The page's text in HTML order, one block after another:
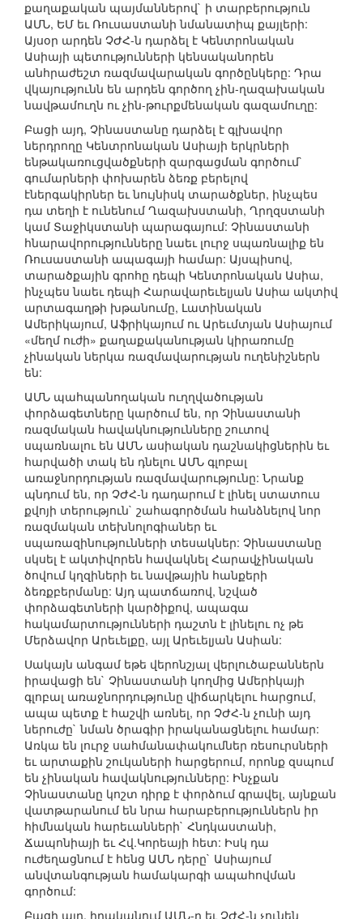
քաղաքական պայմաններով` ի տարբերություն
ԱՄՆ, ԵՄ եւ Ռուսաստանի նմանատիպ քայլերի:
Այսօր արդեն ՉԺՀ-ն դարձել է Կենտրոնական
Ասիայի պետությունների կենսականորեն
անհրաժեշտ ռազմավարական գործընկերը: Դրա
վկայությունն են արդեն գործող չին-ղազախական
նավթամուղն ու չին-թուրքմենական գազամուղը:
Բացի այդ, Չինաստանը դարձել է գլխավոր
ներդրողը Կենտրոնական Ասիայի երկրների
ենթակառուցվածքների զարգացման գործում`
գումարների փոխարեն ձեռք բերելով
էներգակիրներ եւ նույնիսկ տարածքներ, ինչպես
դա տեղի է ունենում Ղազախստանի, Ղրղզստանի
կամ Տաջիկստանի պարագայում: Չինաստանի
հնարավորությունները նաեւ լուրջ սպառնալիք են
Ռուսաստանի ապագայի համար: Այսպիսով,
տարածքային գրոհը դեպի Կենտրոնական Ասիա,
ինչպես նաեւ դեպի Հարավարեւելյան Ասիա ակտիվ
արտագաղթի խթանումը, Լատինական
Ամերիկայում, Աֆրիկայում ու Արեւմտյան Ասիայում
«մեղմ ուժի» քաղաքականության կիրառումը
չինական ներկա ռազմավարության ուղենիշներն
են:
ԱՄՆ պահպանողական ուղղվածության
փորձագետները կարծում են, որ Չինաստանի
ռազմական հավակնությունները շուտով
սպառնալու են ԱՄՆ ասիական դաշնակիցներին եւ
հարվածի տակ են դնելու ԱՄՆ գլոբալ
առաջնորդության ռազմավարությունը: Նրանք
պնդում են, որ ՉԺՀ-ն դադարում է լինել ստատուս
քվոյի տերություն` շահագործման հանձնելով նոր
ռազմական տեխնոլոգիաներ եւ
սպառազինությունների տեսակներ: Չինաստանը
սկսել է ակտիվորեն հավակնել Հարավչինական
ծովում կղզիների եւ նավթային հանքերի
ձեռքբերմանը: Այդ պատճառով, նշված
փորձագետների կարծիքով, ապագա
հակամարտությունների դաշտն է լինելու ոչ թե
Մերձավոր Արեւելքը, այլ Արեւելյան Ասիան:
Սակայն անգամ եթե վերոնշյալ վերլուծաբաններն
իրավացի են` Չինաստանի կողմից Ամերիկայի
գլոբալ առաջնորդությունը վիճարկելու հարցում,
ապա պետք է հաշվի առնել, որ ՉԺՀ-ն չունի այդ
ներուժը` նման ծրագիր իրականացնելու համար:
Առկա են լուրջ սահմանափակումներ ռեսուրսների
եւ արտաքին շուկաների հարցերում, որոնք զսպում
են չինական հավակնությունները: Ինչքան
Չինաստանը կոշտ դիրք է փորձում գրավել, այնքան
վատթարանում են նրա հարաբերություններն իր
հիմնական հարեւանների` Հնդկաստանի,
Ճապոնիայի եւ Հվ.Կորեայի հետ: Իսկ դա
ուժեղացնում է հենց ԱՄՆ դերը` Ասիայում
անվտանգության համակարգի ապահովման
գործում:
Բացի այդ, իրականում ԱՄՆ-ը եւ ՉԺՀ-ն չունեն